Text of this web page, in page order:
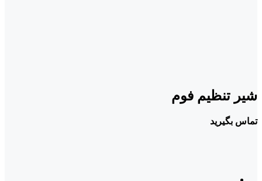
شیر تنظیم فوم
تماس بگیرید